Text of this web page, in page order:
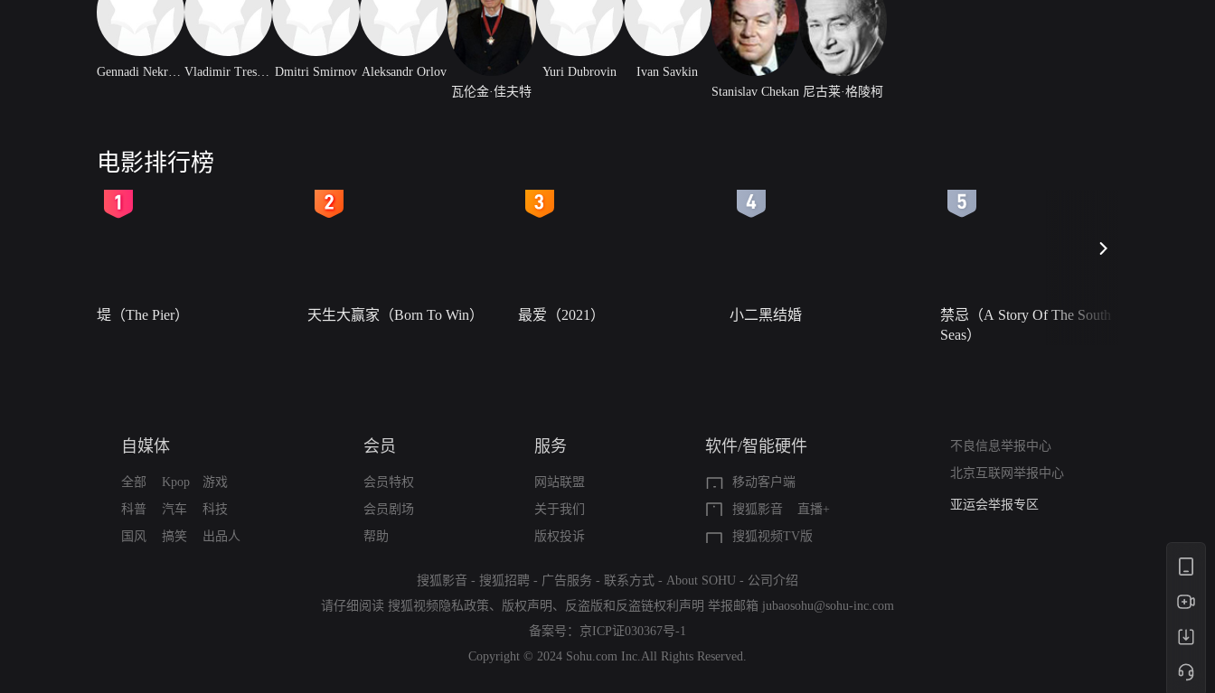
Gennadi Nekrasov Vladimir Treshchalov Dmitri Smirnov Aleksandr Orlov
瓦伦金·佳夫特
Yuri Dubrovin
Ivan Savkin
Stanislav Chekan 尼古莱·格陵柯
电影排行榜
堤（The Pier） 天生大赢家（Born To Win） 最爱（2021） 小二黑结婚
禁忌（A Story Of The South
Seas）
自媒体
全部
科普
国风
Kpop
汽车
搞笑
游戏
科技
出品人
会员
会员特权
会员剧场
帮助
服务
网站联盟
关于我们
版权投诉
软件/智能硬件
移动客户端
搜狐影音
直播+
搜狐视频TV版
不良信息举报中心
北京互联网举报中心
算法推荐专项举报
亚运会举报专区
搜狐影音 - 搜狐招聘 - 广告服务 - 联系方式 - About SOHU - 公司介绍
请仔细阅读 搜狐视频隐私政策、 版权声明 、 反盗版和反盗链权利声明 举报邮箱 jubaosohu@sohu-inc.com
备案号： 京ICP证030367号-1
Copyright © 2024 Sohu.com Inc.All Rights Reserved.